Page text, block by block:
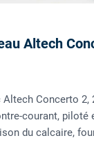
Altech
Concerto 2,
courant, piloté
du calcaire,